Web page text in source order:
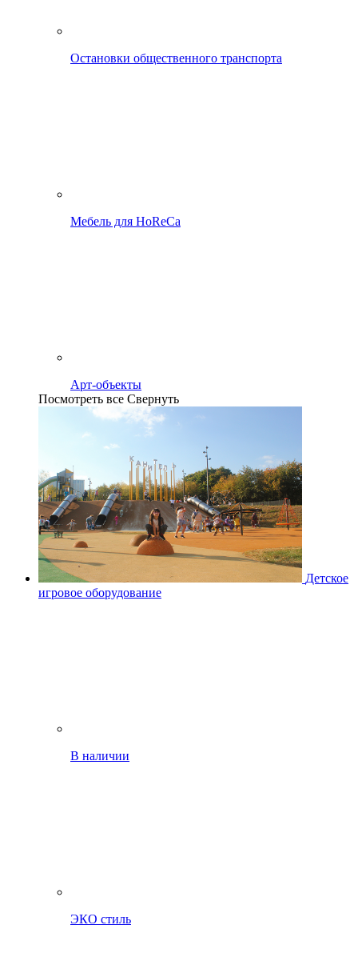
Остановки общественного транспорта
Мебель для HoReCa
Арт-объекты
Посмотреть все Свернуть
Детское
игровое оборудование
В наличии
ЭКО стиль